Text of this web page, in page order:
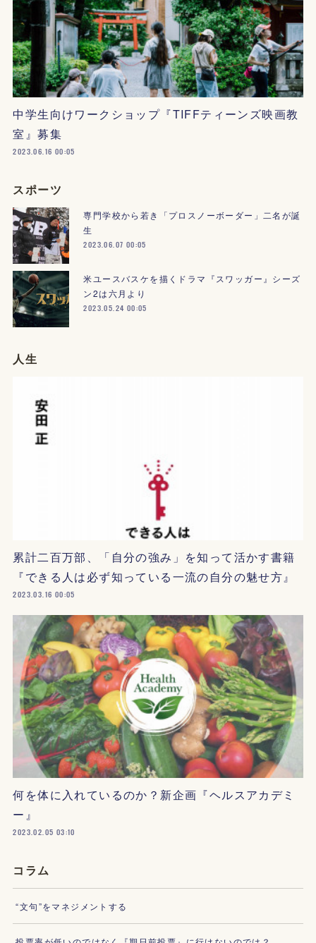
中学生向けワークショップ『TIFFティーンズ映画教
室』募集
2023.06.16 00:05
スポーツ
専門学校から若き「プロスノーボーダー」二名が誕
生
2023.06.07 00:05
米ユースバスケを描くドラマ『スワッガー』シーズ
ン2は六月より
2023.05.24 00:05
人生
累計二百万部、「自分の強み」を知って活かす書籍
『できる人は必ず知っている一流の自分の魅せ方』
2023.03.16 00:05
何を体に入れているのか？新企画『ヘルスアカデミ
ー』
2023.02.05 03:10
コラム
“文句”をマネジメントする